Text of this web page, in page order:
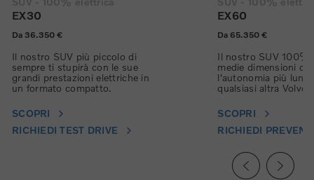
EX30
Da 36.350 €
Il nostro SUV più piccolo di
sempre ti stupirà con le sue
grandi prestazioni elettriche in
un formato compatto.
SCOPRI
RICHIEDI TEST DRIVE
EX60
Da 65.350 €
Il nostro SUV 100%
medie dimensioni
l'autonomia più
qualsiasi altra Volvo.
SCOPRI
RICHIEDI